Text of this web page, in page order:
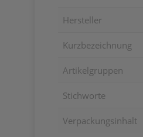
Hersteller
Kurzbezeichnung
Artikelgruppen
Stichworte
Verpackungsinhalt